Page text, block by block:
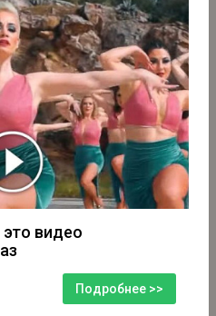
видео
Подробнее >>